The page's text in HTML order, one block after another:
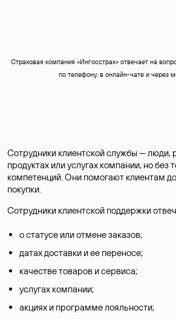
Страховая компания «‎Ингосстрах» отвечает на
по телефону, в онлайн-чате и через
Сотрудники клиентской службы —
продуктах или услугах компании, но без
компетенций. Они помогают клиентам
покупки.
Сотрудники клиентской поддержки
о статусе или отмене заказов;
датах доставки и ее переносе;
качестве товаров и сервиса;
услугах компании;
акциях и программе лояльности;